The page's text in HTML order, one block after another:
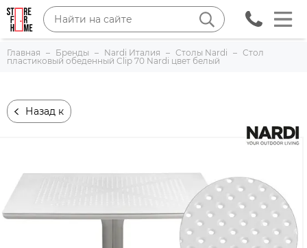
Главная Бренды Nardi Италия Столы Nardi
Стол
пластиковый обеденный Clip 70 Nardi цвет белый
Назад к